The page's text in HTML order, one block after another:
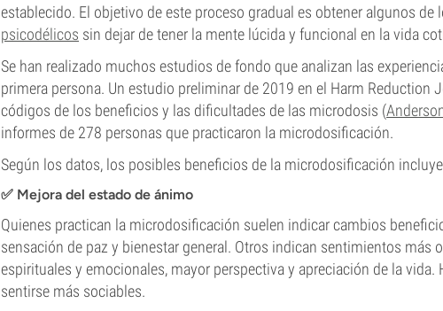
establecido. El objetivo de este proceso gradual es obtener algunos de
psicodélicos sin dejar de tener la mente lúcida y funcional en la vida
Se han realizado muchos estudios de fondo que analizan las
primera persona. Un estudio preliminar de 2019 en el Harm Reduction
códigos de los beneficios y las dificultades de las microdosis (
informes de 278 personas que practicaron la microdosificación.
Según los datos, los posibles beneficios de la microdosificación
✅ Mejora del estado de ánimo
Quienes practican la microdosificación suelen indicar cambios
sensación de paz y bienestar general. Otros indican sentimientos más
espirituales y emocionales, mayor perspectiva y apreciación de la vida.
sentirse más sociables.